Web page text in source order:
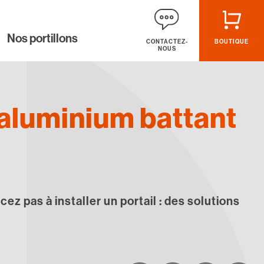
Nos portillons
CONTACTEZ-
NOUS
BOUTIQUE
battant
pas à installer un portail : des solutions